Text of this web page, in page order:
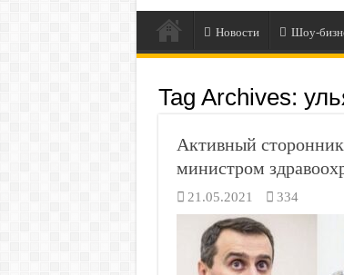
Новости Шоу-
Tag Archives:
Активный
министром
21.05.2021 334